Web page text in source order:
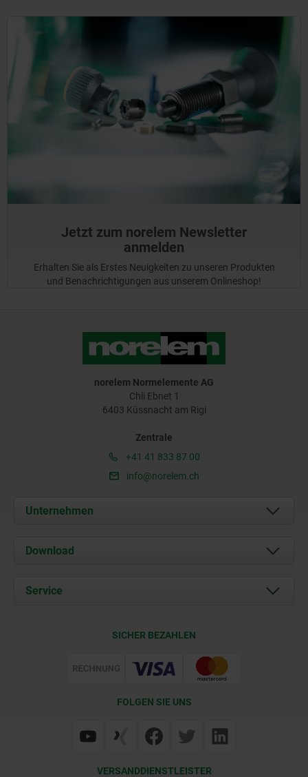
Jetzt zum norelem Newsletter
anmelden
Erhalten Sie als Erstes Neuigkeiten zu unseren Produkten
und Benachrichtigungen aus unserem Onlineshop!
norelem Normelemente AG
Chli Ebnet 1
6403 Küssnacht am Rigi
Zentrale
+41 41 833 87 00
info@norelem.ch
Unternehmen
Über uns
Kontakt
Download
Dokumente
Service
SICHER BEZAHLEN
FOLGEN SIE UNS
VERSANDDIENSTLEISTER